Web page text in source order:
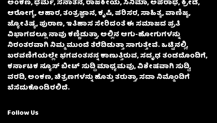
ಅಂಕಣ, ಧರ್ಮ, ಸನಾತನ, ರಾಜಕೀಯ, ಸಿನಿಮಾ, ಅಪರಾಧ, ಕ್ರೀಡೆ,
ಆರೋಗ್ಯ, ಆಹಾರ, ತಂತ್ರಜ್ಞಾನ, ಕೃಷಿ, ಪರಿಸರ, ಸಾಹಿತ್ಯ, ವಾಣಿಜ್ಯ,
ಜ್ಯೋತಿಷ್ಯ, ಪುರಾಣ, ಇತಿಹಾಸ ಸೇರಿದಂತೆ ಈ ಸಮಾಜದ ಪ್ರತಿ
ವಿಭಾಗದಲ್ಲೂ ನಾವು ಕಣ್ಣಿಡುತ್ತಾ, ಅಲ್ಲಿನ ಆಗು-ಹೋಗುಗಳನ್ನು
ನಿರಂತರವಾಗಿ ನಿಮ್ಮ ಮುಂದೆ ತೆರೆದಿಡುತ್ತಾ ಸಾಗುತ್ತೇವೆ. ಒಟ್ಟಿನಲ್ಲಿ,
ಬರವಣಿಗೆಯಲ್ಲೇ ಭಗವಂತನನ್ನ ಕಾಣುತ್ತಿರುವ, ಸದೃಢ ತಂಡದೊಂದಿಗೆ,
ಕರ್ನಾಟಕ ನ್ಯೂಸ್ ಬೀಟ್ ಸುದ್ದಿ ಮಾಧ್ಯಮವು, ವಿಶೇಷವಾಗಿ ಸುದ್ದಿ,
ವರದಿ, ಅಂಕಣ, ಚಿತ್ರಣಗಳನ್ನು ಹೊತ್ತು ತರುತ್ತಾ, ಸದಾ ನಿಮ್ಮೊಂದಿಗೆ
ಬೆಸೆದುಕೊಂಡಿರಲಿದೆ.
Follow Us